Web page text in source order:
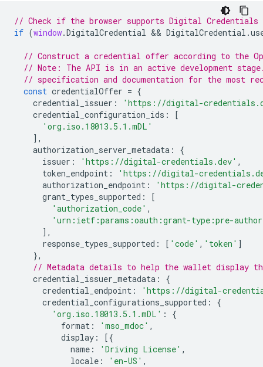
// Check if the browser supports Digital Credentials
if (window.DigitalCredential && DigitalCredential .
// Construct a credential offer according to the
// Note: The API is in an active development
// specification and documentation for the most
const credentialOffer = {
credential_issuer :
'https://digital-
credential_configuration_ids :
[
'org.iso.18013.5.1.mDL'
],
authorization_server_metadata :
{
issuer : 'https://digital-credentials.dev' ,
token_endpoint :
'https://digital-
authorization_endpoint :
'https://digital-
grant_types_supported :
[
'authorization_code' ,
'urn:ietf:params:oauth:grant-type:pre-
],
response_types_supported : [ 'code' , 'token' ]
},
// Metadata details to help the wallet display
credential_issuer_metadata :
{
credential_endpoint :
'https://digital-
credential_configurations_supported :
{
'org.iso.18013.5.1.mDL' :
{
format : 'mso_mdoc' ,
display :
[{
name : 'Driving License' ,
locale : 'en-US' ,